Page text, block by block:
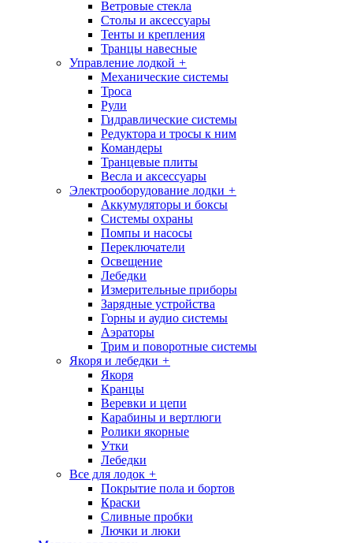
Ветровые стекла
Столы и аксессуары
Тенты и крепления
Транцы навесные
Управление лодкой +
Механические системы
Троса
Рули
Гидравлические системы
Редуктора и тросы к ним
Командеры
Транцевые плиты
Весла и аксессуары
Электрооборудование лодки +
Аккумуляторы и боксы
Системы охраны
Помпы и насосы
Переключатели
Освещение
Лебедки
Измерительные приборы
Зарядные устройства
Горны и аудио системы
Аэраторы
Трим и поворотные системы
Якоря и лебедки +
Якоря
Кранцы
Веревки и цепи
Карабины и вертлюги
Ролики якорные
Утки
Лебедки
Все для лодок +
Покрытие пола и бортов
Краски
Сливные пробки
Лючки и люки